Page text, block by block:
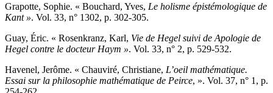
Grapotte, Sophie. « Bouchard, Yves, Le holisme épistémologique de
Kant ». Vol. 33, n° 1302, p. 302-305.
Guay, Éric. « Rosenkranz, Karl, Vie de Hegel suivi de Apologie de
Hegel contre le docteur Haym ». Vol. 33, n° 2, p. 529-532.
Havenel, Jerôme. « Chauviré, Christiane, L’oeil mathématique.
Essai sur la philosophie mathématique de Peirce, ». Vol. 37, n° 1, p.